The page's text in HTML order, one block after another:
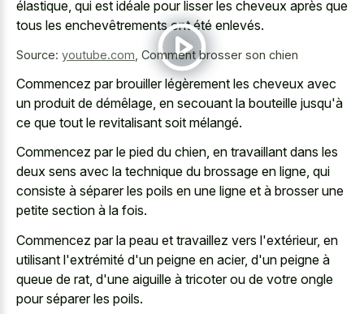
élastique, qui est idéale pour lisser les cheveux après que
tous les enchevêtrements ont été enlevés.
Source: youtube.com Comment brosser son chien
Commencez par brouiller légèrement les cheveux avec
un produit de démêlage, en secouant la bouteille jusqu'à
ce que tout le revitalisant soit mélangé.
Commencez par le pied du chien, en travaillant dans les
deux sens avec la technique du brossage en ligne, qui
consiste à séparer les poils en une ligne et à brosser une
petite section à la fois.
Commencez par la peau et travaillez vers l'extérieur, en
utilisant l'extrémité d'un peigne en acier, d'un peigne à
queue de rat, d'une aiguille à tricoter ou de votre ongle
pour séparer les poils.